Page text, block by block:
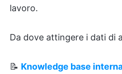
lavoro.
Da dove attingere i dati di
📝 Knowledge base